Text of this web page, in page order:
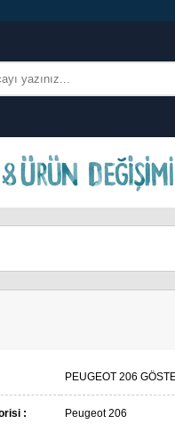
PEUGEOT 206
: Peugeot 206